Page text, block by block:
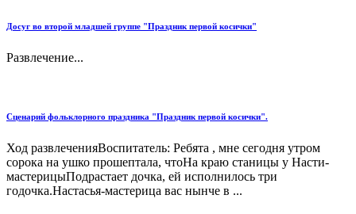
Досуг во второй младшей группе "Праздник первой косички"
Развлечение...
Сценарий фольклорного праздника "Праздник первой косички".
Ход развлеченияВоспитатель: Ребята , мне сегодня утром
сорока на ушко прошептала, чтоНа краю станицы у Насти-
мастерицыПодрастает дочка, ей исполнилось три
годочка.Настасья-мастерица вас нынче в ...